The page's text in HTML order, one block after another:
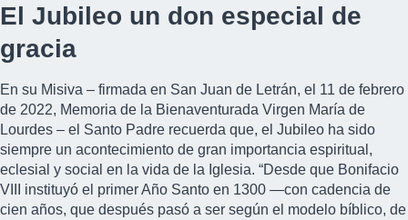
El Jubileo un don especial de
gracia
En su Misiva – firmada en San Juan de Letrán, el 11 de febrero
de 2022, Memoria de la Bienaventurada Virgen María de
Lourdes – el Santo Padre recuerda que, el Jubileo ha sido
siempre un acontecimiento de gran importancia espiritual,
eclesial y social en la vida de la Iglesia. “Desde que Bonifacio
VIII instituyó el primer Año Santo en 1300 —con cadencia de
cien años, que después pasó a ser según el modelo bíblico, de